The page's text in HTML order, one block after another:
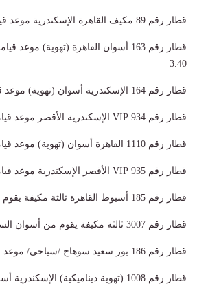
قطار رقم 89 مكيف القاهرة الإسكندرية موعد قيامه الساعة 11.15 صباحا.
3.40
قطار رقم 164 الإسكندرية أسوان (تهوية) موعد قيامه الساعة 12.00 ظهرا.
قطار رقم 934 VIP الإسكندرية الأقصر موعد قيامه الساعة 01.10 مساء.
قطار رقم 1110 القاهرة أسوان (تهوية) موعد قيامه الساعة 15.45.
قطار رقم 935 VIP الأقصر الإسكندرية موعد قيامه الساعة 22.40 مساء.
قطار رقم 185 أسيوط القاهرة ثالثة مكيفة يقوم 2.20 ويصل القاهرة 8.40.
قطار رقم 3007 ثالثة مكيفة يقوم من أسوان الساعة 10.00.
قطار رقم 186 بور سعيد سوهاج /سياحى/ موعد قيامه الساعة 13.30
قطار رقم 1008 (تهوية ديناميكية)